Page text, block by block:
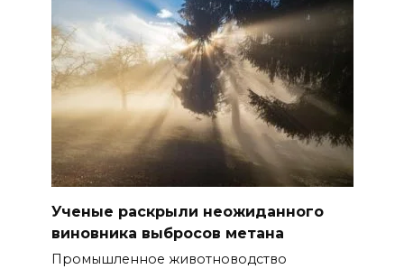
Ученые раскрыли неожиданного
виновника выбросов метана
Промышленное животноводство